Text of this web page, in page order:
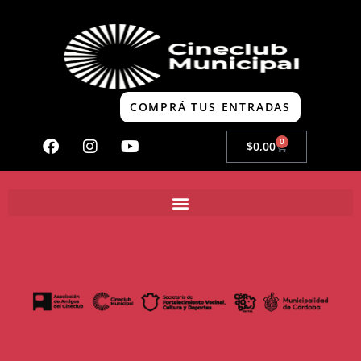
COMPRÁ TUS ENTRADAS
$0,00 0